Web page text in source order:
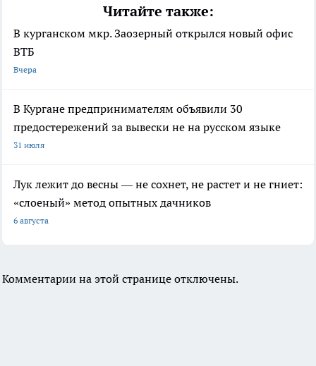
Читайте также:
В курганском мкр. Заозерный открылся новый офис
ВТБ
Вчера
В Кургане предпринимателям объявили 30
предостережений за вывески не на русском языке
31 июля
Лук лежит до весны — не сохнет, не растет и не гниет:
«слоеный» метод опытных дачников
6 августа
Комментарии на этой странице отключены.